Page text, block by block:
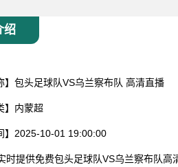
绍
包头足球队VS乌兰察布队 高清直播
内蒙超
2025-10-01 19:00:00
时提供免费包头足球队VS乌兰察布队